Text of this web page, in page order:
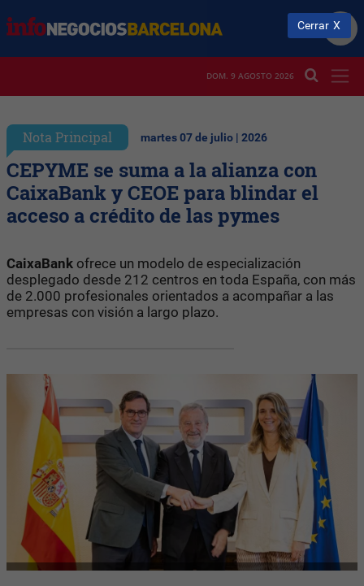
DOM. 9 AGOSTO 2026
Nota Principal martes 07 de julio | 2026
CEPYME se suma a la alianza con
CaixaBank y CEOE para blindar el
acceso a crédito de las pymes
CaixaBank ofrece un modelo de especialización
desplegado desde 212 centros en toda España, con más
de 2.000 profesionales orientados a acompañar a las
empresas con visión a largo plazo.
Cerrar